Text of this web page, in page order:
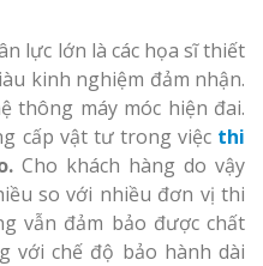
lực lớn là các họa sĩ thiết
kinh nghiệm đảm nhận.
thông máy móc hiện đai.
cấp vật tư trong việc thi
Cho khách hàng do vậy
so với nhiều đơn vị thi
vẫn đảm bảo được chất
với chế độ bảo hành dài
Biển Led
Ma Trận
Thi Công
Nghiệp